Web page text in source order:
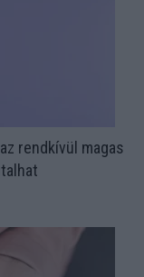
rendkívül magas